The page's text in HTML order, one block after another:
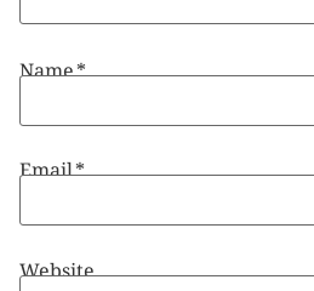
Name*
Email*
Website